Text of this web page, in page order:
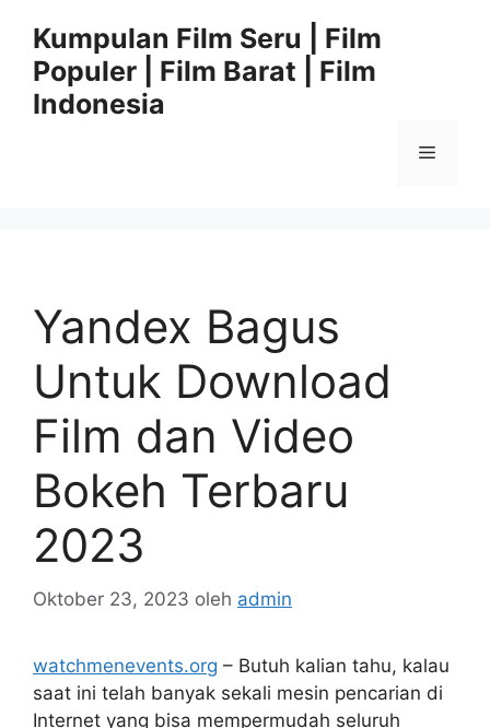
Kumpulan Film Seru | Film
Populer | Film Barat | Film
Indonesia
Menu
Yandex Bagus
Untuk Download
Film dan Video
Bokeh Terbaru
2023
Oktober 23, 2023 oleh admin
watchmenevents.org – Butuh kalian tahu, kalau
saat ini telah banyak sekali mesin pencarian di
Internet yang bisa mempermudah seluruh